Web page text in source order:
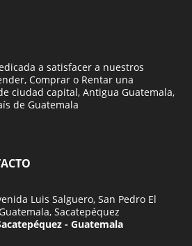
a satisfacer a nuestros
Comprar o Rentar una
ciudad capital, Antigua Guatemala,
de Guatemala
Luis Salguero, San Pedro El
Sacatepéquez
- Guatemala